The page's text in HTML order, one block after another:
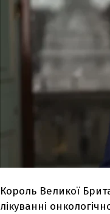
Король Великої
лікуванні